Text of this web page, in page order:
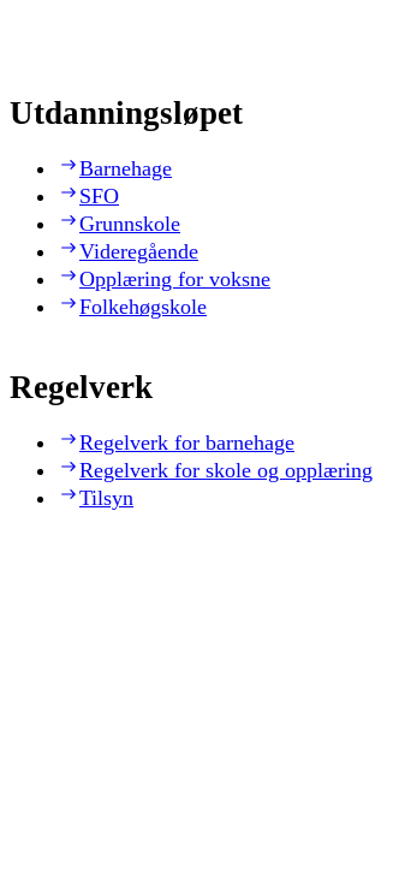
Utdanningsløpet
Barnehage
SFO
Grunnskole
Videregående
Opplæring for voksne
Folkehøgskole
Regelverk
Regelverk for barnehage
Regelverk for skole og opplæring
Tilsyn